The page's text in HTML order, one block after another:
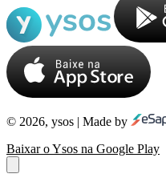
© 2026, ysos | Made by
Baixar o Ysos na Google Play